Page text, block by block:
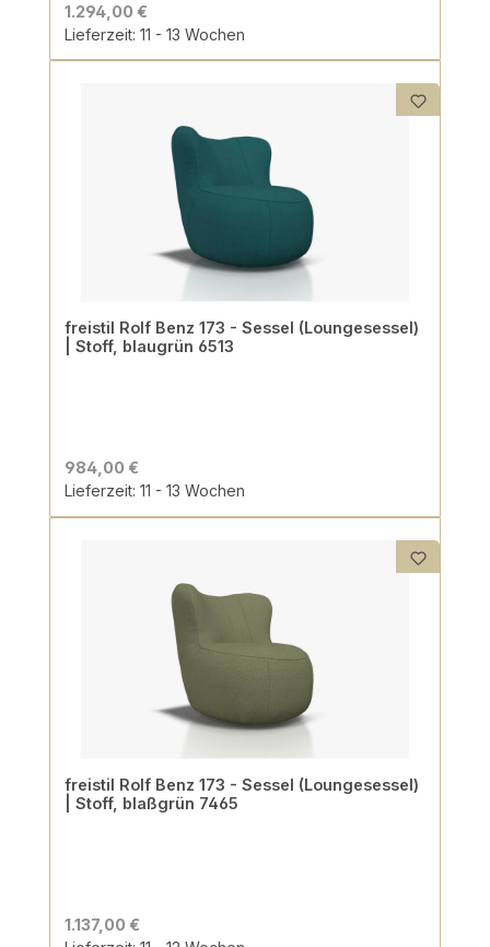
1.294,00 €
Lieferzeit: 11 - 13 Wochen
freistil Rolf Benz 173 - Sessel (Loungesessel)
| Stoff, blaugrün 6513
984,00 €
Lieferzeit: 11 - 13 Wochen
freistil Rolf Benz 173 - Sessel (Loungesessel)
| Stoff, blaßgrün 7465
1.137,00 €